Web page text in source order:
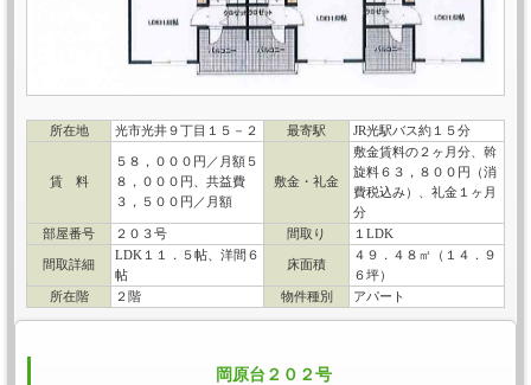
所在地 光市光井９丁目１５－２ 最寄駅 JR光駅バス約１５分
賃 料
５８，０００円／月額５
８，０００円、共益費
３，５００円／月額
敷金・礼金
敷金賃料の２ヶ月分、斡
旋料６３，８００円（消
費税込み）、礼金１ヶ月
分
部屋番号
２０３号 間取り １LDK
間取詳細
LDK１１．５帖、洋間６
帖
床面積
４９．４８㎡（１４．９
６坪）
所在階
２階 物件種別 アパート
岡原台２０２号